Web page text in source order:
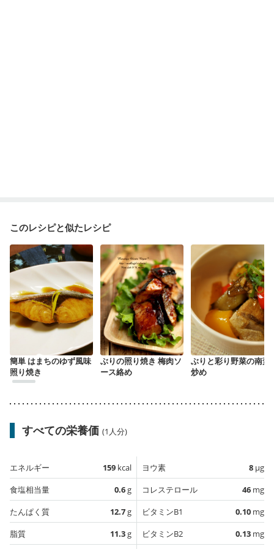
このレシピと似たレシピ
簡単 はまちのゆず風味
照り焼き
ぶりの照り焼き 梅肉ソ
ース絡め
ぶりと彩り野菜の南蛮
炒め
すべての栄養価 (1人分)
エネルギー 159 kcal
食塩相当量
0.6g
たんぱく質
12.7g
脂質
11.3g
ヨウ素 8 µg
コレステロール
46 mg
ビタミンB1
0.10 mg
ビタミンB2
0.13 mg